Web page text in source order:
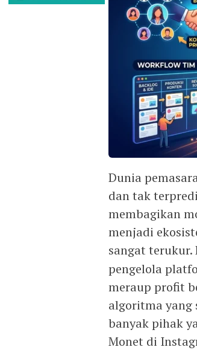
Dunia
dan tak
membagikan
menjadi
sangat
pengelola
meraup profit
algoritma yang
banyak pihak
Monet di